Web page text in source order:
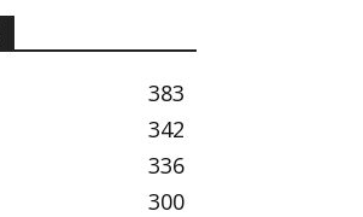
383
342
336
300